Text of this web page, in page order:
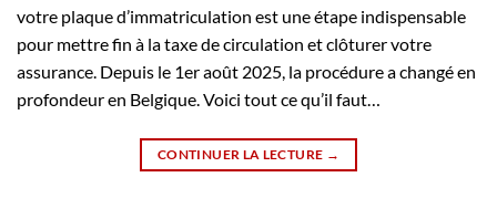
votre plaque d’immatriculation est une étape indispensable
pour mettre fin à la taxe de circulation et clôturer votre
assurance. Depuis le 1er août 2025, la procédure a changé en
profondeur en Belgique. Voici tout ce qu’il faut…
CONTINUER LA LECTURE →